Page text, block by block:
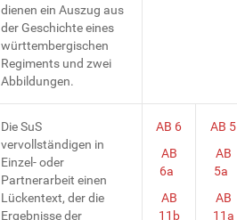
dienen ein Auszug aus
der Geschichte eines
württembergischen
Regiments und zwei
Abbildungen.
Die SuS
vervollständigen in
Einzel- oder
Partnerarbeit einen
Lückentext, der die
Ergebnisse der
AB 6
AB
6a
AB
11b
AB 5
AB
5a
AB
11a